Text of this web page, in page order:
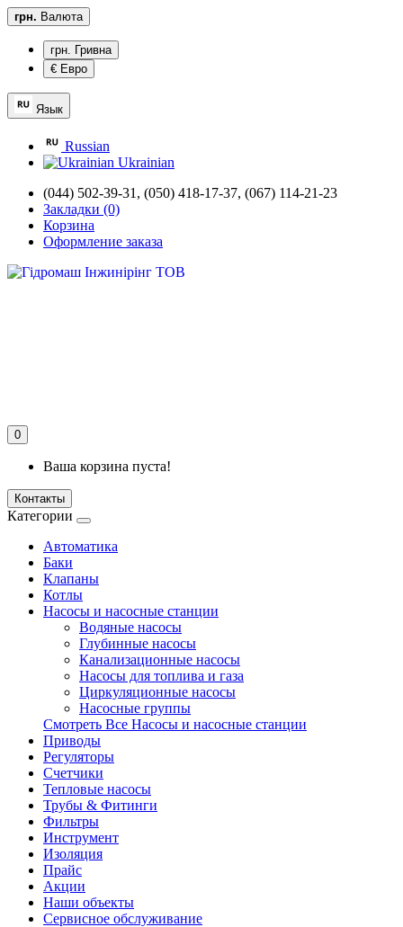
грн. Валюта
грн. Гривна
€ Евро
Язык
Russian
Ukrainian
(044) 502-39-31, (050) 418-17-37, (067) 114-21-23
Закладки (0)
Корзина
Оформление заказа
0
Ваша корзина пуста!
Контакты
Категории
Автоматика
Баки
Клапаны
Котлы
Насосы и насосные станции
Водяные насосы
Глубинные насосы
Канализационные насосы
Насосы для топлива и газа
Циркуляционные насосы
Насосные группы
Смотреть Все Насосы и насосные станции
Приводы
Регуляторы
Счетчики
Тепловые насосы
Трубы & Фитинги
Фильтры
Инструмент
Изоляция
Прайс
Акции
Наши объекты
Сервисное обслуживание